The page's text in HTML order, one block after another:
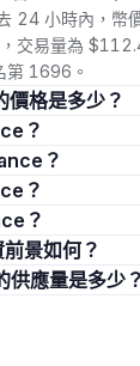
24 小時內，幣
交易量為
第 1696。
價格是多少？
？
？
？
？
前景如何？
供應量是多少？